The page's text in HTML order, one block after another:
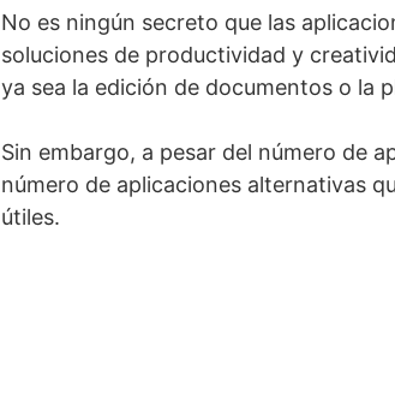
No es ningún secreto que las
soluciones de productividad y
ya sea la edición de documentos o la
Sin embargo, a pesar del número de
número de aplicaciones alternativas
útiles.